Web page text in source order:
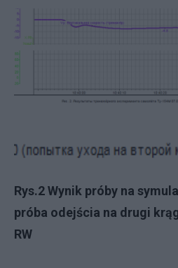
Rys.2 Wynik próby na
próba odejścia na drugi
RW